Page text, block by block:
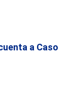
a Caso